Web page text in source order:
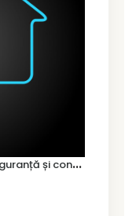
M
ontaj videointerfon în Șag – siguranță și control pentru locuința ta